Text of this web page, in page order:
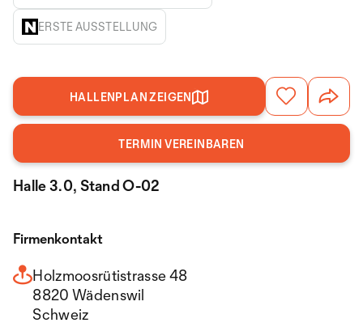
ERSTE AUSSTELLUNG
HALLENPLAN ZEIGEN
TERMIN VEREINBAREN
Halle 3.0, Stand O-02
Firmenkontakt
Holzmoosrütistrasse 48
8820 Wädenswil
Schweiz